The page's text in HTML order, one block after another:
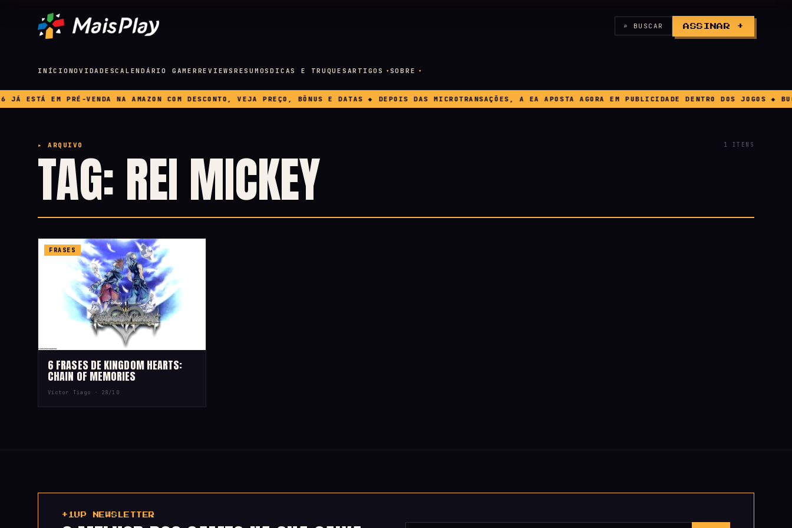
⌕ BUSCAR ASSINAR +
INÍCIO NOVIDADESCALENDÁRIO GAMER REVIEWS RESUMOSDICAS E TRUQUES ARTIGOS SOBRE
EM PRÉ-VENDA NA AMAZON COM DESCONTO, VEJA PREÇO, BÔNUS E DATAS ◆ DEPOIS DAS MICROTRANSAÇÕES, A EA APOSTA AGORA EM PUBLICIDADE DENTRO DOS JOGOS
▸ ARQUIVO
TAG: REI MICKEY 1 ITENS
FRASES
6 FRASES DE KINGDOM HEARTS:
CHAIN OF MEMORIES
Victor Tiago · 28/10
+1UP NEWSLETTER